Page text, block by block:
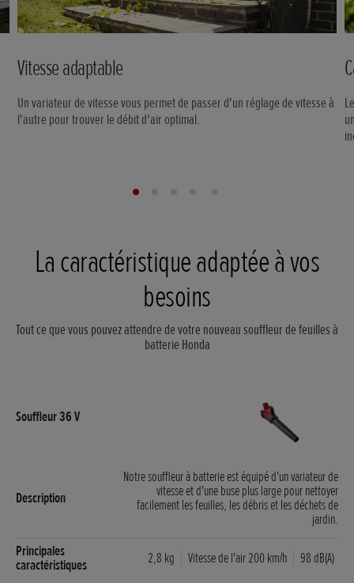
Vitesse adaptable
Un variateur de vitesse vous permet de passer d'un réglage de vitesse à
l'autre pour trouver le débit d'air optimal.
La caractéristique adaptée à vos
besoins
Tout ce que vous pouvez attendre de votre nouveau souffleur de feuilles à
batterie Honda
Notre souffleur à batterie est équipé d'un variateur de
vitesse et d'une buse plus large pour nettoyer
facilement les feuilles, les débris et les déchets de
jardin.
2,8 kg Vitesse de l'air 200 km/h 98 dB(A)